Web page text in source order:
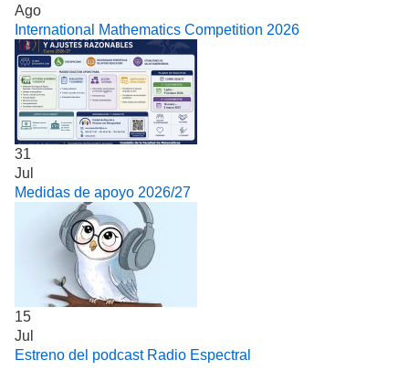
Ago
International Mathematics Competition 2026
31
Jul
Medidas de apoyo 2026/27
15
Jul
Estreno del podcast Radio Espectral